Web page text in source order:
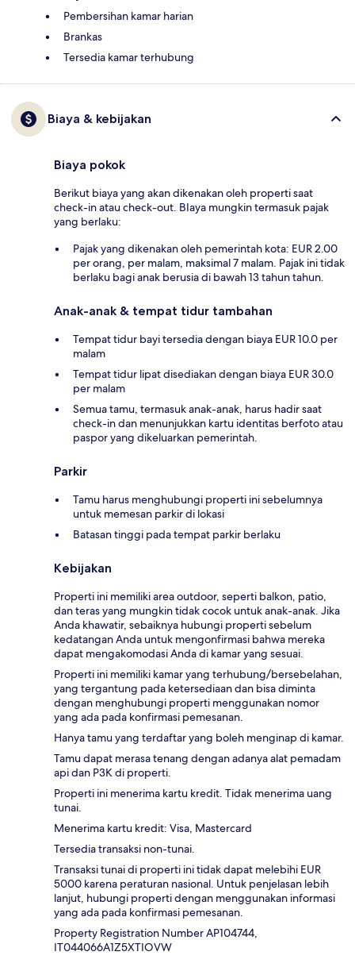
Pembersihan kamar harian
Brankas
Tersedia kamar terhubung
Biaya & kebijakan
Biaya pokok
Berikut biaya yang akan dikenakan oleh properti saat
check-in atau check-out. BIaya mungkin termasuk pajak
yang berlaku:
Pajak yang dikenakan oleh pemerintah kota: EUR 2.00
per orang, per malam, maksimal 7 malam. Pajak ini tidak
berlaku bagi anak berusia di bawah 13 tahun tahun.
Anak-anak & tempat tidur tambahan
Tempat tidur bayi tersedia dengan biaya EUR 10.0 per
malam
Tempat tidur lipat disediakan dengan biaya EUR 30.0
per malam
Semua tamu, termasuk anak-anak, harus hadir saat
check-in dan menunjukkan kartu identitas berfoto atau
paspor yang dikeluarkan pemerintah.
Parkir
Tamu harus menghubungi properti ini sebelumnya
untuk memesan parkir di lokasi
Batasan tinggi pada tempat parkir berlaku
Kebijakan
Properti ini memiliki area outdoor, seperti balkon, patio,
dan teras yang mungkin tidak cocok untuk anak-anak. Jika
Anda khawatir, sebaiknya hubungi properti sebelum
kedatangan Anda untuk mengonfirmasi bahwa mereka
dapat mengakomodasi Anda di kamar yang sesuai.
Properti ini memiliki kamar yang terhubung/bersebelahan,
yang tergantung pada ketersediaan dan bisa diminta
dengan menghubungi properti menggunakan nomor
yang ada pada konfirmasi pemesanan.
Hanya tamu yang terdaftar yang boleh menginap di kamar.
Tamu dapat merasa tenang dengan adanya alat pemadam
api dan P3K di properti.
Properti ini menerima kartu kredit. Tidak menerima uang
tunai.
Menerima kartu kredit: Visa, Mastercard
Tersedia transaksi non-tunai.
Transaksi tunai di properti ini tidak dapat melebihi EUR
5000 karena peraturan nasional. Untuk penjelasan lebih
lanjut, hubungi properti dengan menggunakan informasi
yang ada pada konfirmasi pemesanan.
Property Registration Number AP104744,
IT044066A1Z5XTIOVW